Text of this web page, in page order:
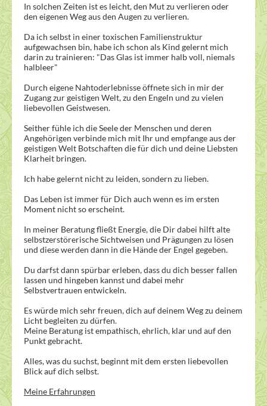
In solchen Zeiten ist es leicht, den Mut zu verlieren oder
den eigenen Weg aus den Augen zu verlieren.
Da ich selbst in einer toxischen Familienstruktur
aufgewachsen bin, habe ich schon als Kind gelernt mich
darin zu trainieren: "Das Glas ist immer halb voll, niemals
halbleer"
Durch eigene Nahtoderlebnisse öffnete sich in mir der
Zugang zur geistigen Welt, zu den Engeln und zu vielen
liebevollen Geistwesen.
Seither fühle ich die Seele der Menschen und deren
Angehörigen verbinde mich mit Ihr und empfange aus der
geistigen Welt Botschaften die für dich und deine Liebsten
Klarheit bringen.
Ich habe gelernt nicht zu leiden, sondern zu lieben.
Das Leben ist immer für Dich auch wenn es im ersten
Moment nicht so erscheint.
In meiner Beratung fließt Energie, die Dir dabei hilft alte
selbstzerstörerische Sichtweisen und Prägungen zu lösen
und diese werden dann in die Hände der Engel gegeben.
Du darfst dann spürbar erleben, dass du dich besser fallen
lassen und hingeben kannst und dabei mehr
Selbstvertrauen entwickeln.
Es würde mich sehr freuen, dich auf deinem Weg zu deinem
Licht begleiten zu dürfen.
Meine Beratung ist empathisch, ehrlich, klar und auf den
Punkt gebracht.
Alles, was du suchst, beginnt mit dem ersten liebevollen
Blick auf dich selbst.
Meine Erfahrungen